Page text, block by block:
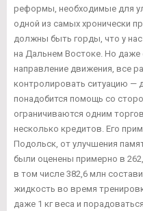
реформы, необходимые для
одной из самых хронически
должны быть горды, что у
на Дальнем Востоке. Но даже
направление движения, все
контролировать ситуацию —
понадобится помощь со
ограничиваются одним
несколько кредитов. Его
Подольск, от улучшения
были оценены примерно в
в том числе 382,6 млн
жидкость во время
даже 1 кг веса и